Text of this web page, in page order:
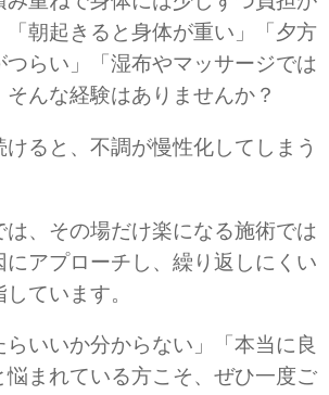
「朝起きると身体が重い」「夕方
つらい」「湿布やマッサージでは
んな経験はありませんか？
ると、不調が慢性化してしまう
、その場だけ楽になる施術では
にアプローチし、繰り返しにくい
ています。
らいいか分からない」「本当に良
悩まれている方こそ、ぜひ一度ご